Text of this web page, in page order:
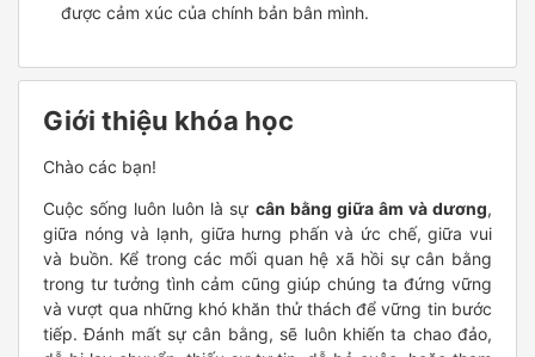
được cảm xúc của chính bản bân mình.
Giới thiệu khóa học
Chào các bạn!
Cuộc sống luôn luôn là sự cân bằng giữa âm và dương,
giữa nóng và lạnh, giữa hưng phấn và ức chế, giữa vui
và buồn. Kể trong các mối quan hệ xã hồi sự cân bằng
trong tư tưởng tình cảm cũng giúp chúng ta đứng vững
và vượt qua những khó khăn thử thách để vững tin bước
tiếp. Đánh mất sự cân bằng, sẽ luôn khiến ta chao đảo,